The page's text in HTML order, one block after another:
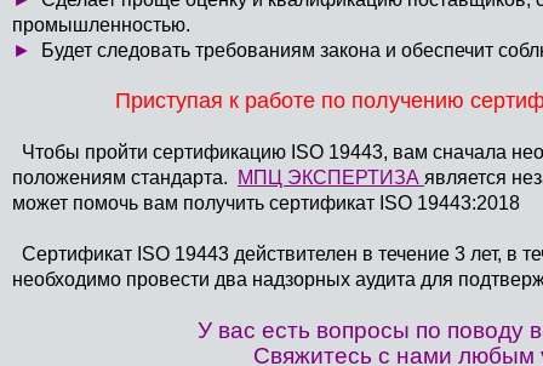
промышленностью.
►
Будет следовать требованиям закона и обеспечит
Приступая к работе по получению
Чтобы пройти сертификацию ISO 19443, вам сначала
положениям стандарта.
МПЦ ЭКСПЕРТИЗА является
может помочь вам получить сертификат ISO 19443:2018
Сертификат ISO 19443 действителен в течение 3 лет, в
необходимо провести два надзорных аудита для
У вас есть вопросы по
Свяжитесь с нами любым